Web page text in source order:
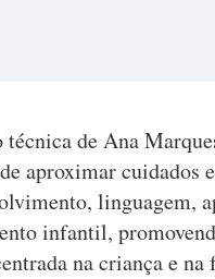
técnica de Ana
aproximar cuidados
linguagem,
infantil,
na criança e